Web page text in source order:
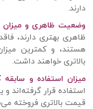
دارند.
وضعیت ظاهری و
ظاهری بهتری دارند،
هستند، و کمترین
بالاتری خواهند داشت.
میزان استفاده و سابقه
استفاده قرار گرفته‌اند و
قیمت بالاتری فروخته